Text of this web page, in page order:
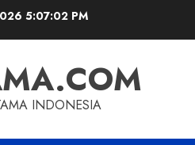
5:07:02 PM
INDONESIA